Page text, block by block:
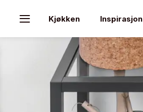
Kjøkken Inspirasjon